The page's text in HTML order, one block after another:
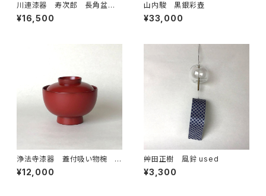
川連漆器 寿次郎 長角盆
大 ②
¥16,500
山内駿 黒銀彩壺
¥33,000
浄法寺漆器 蓋付吸い物椀
朱 訳あり
¥12,000
艸田正樹 風鈴 used
¥3,300